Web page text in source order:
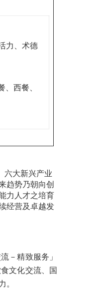
力、术德
、西餐、
六大新兴产业
趋势乃朝向创
力人才之培育
经营及卓越发
－精致服务」
文化交流、国
。